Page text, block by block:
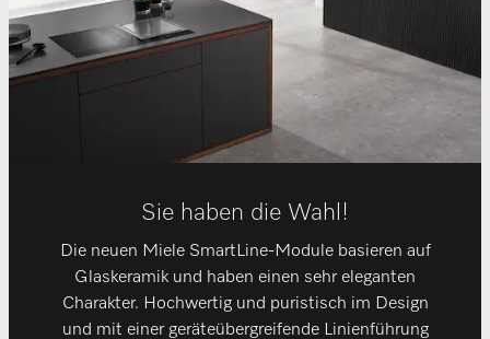
Sie haben die Wahl!
Die neuen Miele SmartLine-Module basieren auf
Glaskeramik und haben einen sehr eleganten
Charakter. Hochwertig und puristisch im Design
und mit einer geräteübergreifende Linienführung